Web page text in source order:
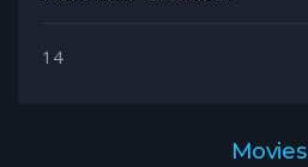
14
Movies